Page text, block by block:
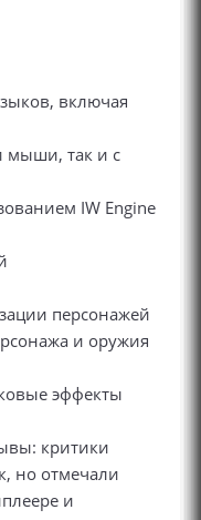
включая
мыши, так и с
IW Engine
персонажей
и оружия
эффекты
критики
но отмечали
и